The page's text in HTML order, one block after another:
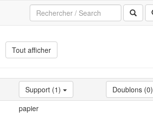
Tout afficher
Support (1) Doublons (0)
papier